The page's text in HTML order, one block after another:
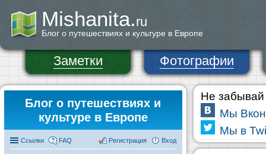
Mishanita.ru
Блог о путешествиях и культуре в Европе
Заметки Фотографии
Блог о путешествиях и
культуре в Европе
Ссылки FAQ Вход
Регистрация
Не забывай
Мы
Мы в